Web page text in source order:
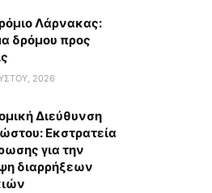
Λάρνακας:
δρόμου προς
2026
Διεύθυνση
Εκστρατεία
για την
διαρρήξεων